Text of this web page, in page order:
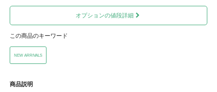
オプションの値段詳細
この商品のキーワード
NEW ARRIVALS
商品説明